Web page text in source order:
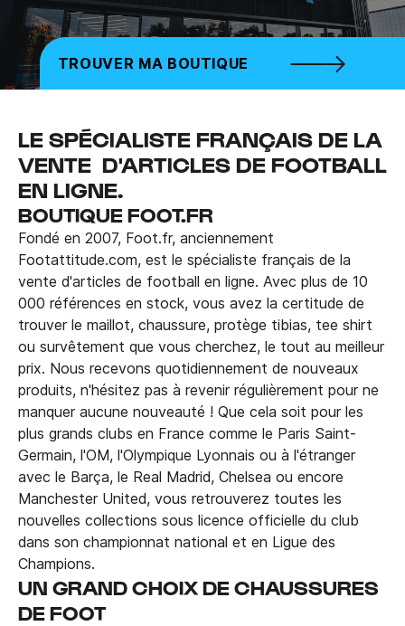
TROUVER MA BOUTIQUE
LE SPÉCIALISTE FRANÇAIS DE LA
VENTE D'ARTICLES DE FOOTBALL
EN LIGNE.
BOUTIQUE FOOT.FR
Fondé en 2007, Foot.fr, anciennement
Footattitude.com, est le spécialiste français de la
vente d'articles de football en ligne. Avec plus de 10
000 références en stock, vous avez la certitude de
trouver le maillot, chaussure, protège tibias, tee shirt
ou survêtement que vous cherchez, le tout au meilleur
prix. Nous recevons quotidiennement de nouveaux
produits, n'hésitez pas à revenir régulièrement pour ne
manquer aucune nouveauté ! Que cela soit pour les
plus grands clubs en France comme le Paris Saint-
Germain, l'OM, l'Olympique Lyonnais ou à l'étranger
avec le Barça, le Real Madrid, Chelsea ou encore
Manchester United, vous retrouverez toutes les
nouvelles collections sous licence officielle du club
dans son championnat national et en Ligue des
Champions.
UN GRAND CHOIX DE CHAUSSURES
DE FOOT